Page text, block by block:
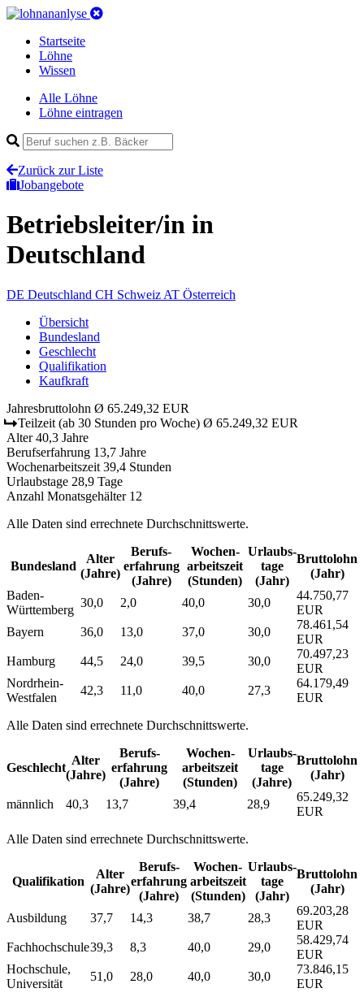
Startseite
Löhne
Wissen
Alle Löhne
Löhne eintragen
Zurück zur Liste
Jobangebote
Betriebsleiter/in in
Deutschland
DE Deutschland CH Schweiz AT Österreich
Übersicht
Bundesland
Geschlecht
Qualifikation
Kaufkraft
Jahresbruttolohn Ø 65.249,32 EUR
Teilzeit (ab 30 Stunden pro Woche) Ø 65.249,32 EUR
Alter 40,3 Jahre
Berufserfahrung 13,7 Jahre
Wochenarbeitszeit 39,4 Stunden
Urlaubstage 28,9 Tage
Anzahl Monatsgehälter 12
Alle Daten sind errechnete Durchschnittswerte.
Bundesland
Alter
(Jahre)
Berufs­
erfahrung
(Jahre)
Wochen­
arbeitszeit
(Stunden)
Urlaubs­
tage
(Jahr)
Bruttolohn
(Jahr)
Baden-
Württemberg
30,0 2,0 40,0 30,0
44.750,77
EUR
Bayern
36,0 13,0 37,0 30,0
78.461,54
EUR
Hamburg
44,5 24,0 39,5 30,0
70.497,23
EUR
Nordrhein-
Westfalen
42,3 11,0 40,0 27,3
64.179,49
EUR
Alle Daten sind errechnete Durchschnittswerte.
Geschlecht
Alter
(Jahre)
Berufs­
erfahrung
(Jahre)
Wochen­
arbeitszeit
(Stunden)
Urlaubs­
tage
(Jahre)
Bruttolohn
(Jahr)
männlich 40,3 13,7 39,4 28,9
65.249,32
EUR
Alle Daten sind errechnete Durchschnittswerte.
Qualifikation
Alter
(Jahre)
Berufs­
erfahrung
(Jahre)
Wochen­
arbeitszeit
(Stunden)
Urlaubs­
tage
(Jahr)
Bruttolohn
(Jahr)
Ausbildung 37,7 14,3 38,7 28,3
69.203,28
EUR
Fachhochschule39,3 8,3 40,0 29,0
58.429,74
EUR
Hochschule,
Universität
51,0 28,0 40,0 30,0
73.846,15
EUR